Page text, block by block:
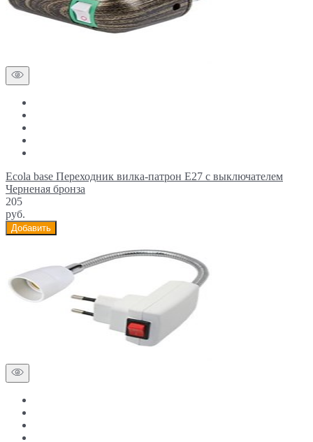
Ecola base Переходник вилка-патрон E27 с выключателем
Черненая бронза
205
руб.
Добавить